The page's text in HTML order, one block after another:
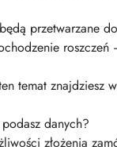
przetwarzane
temat znajdziesz
danych?
złożenia